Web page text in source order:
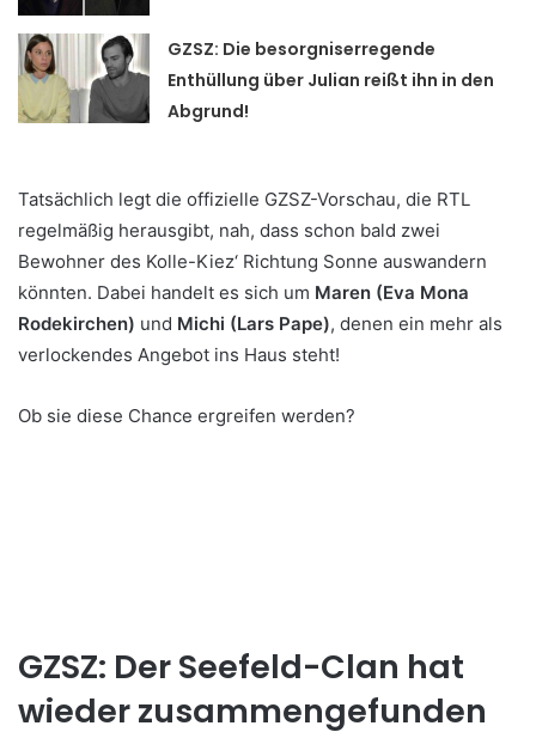
GZSZ: Die besorgniserregende
Enthüllung über Julian reißt ihn in den
Abgrund!
Tatsächlich legt die offizielle GZSZ-Vorschau, die RTL
regelmäßig herausgibt, nah, dass schon bald zwei
Bewohner des Kolle-Kiez‘ Richtung Sonne auswandern
könnten. Dabei handelt es sich um Maren (Eva Mona
Rodekirchen) und Michi (Lars Pape), denen ein mehr als
verlockendes Angebot ins Haus steht!
Ob sie diese Chance ergreifen werden?
GZSZ: Der Seefeld-Clan hat
wieder zusammengefunden